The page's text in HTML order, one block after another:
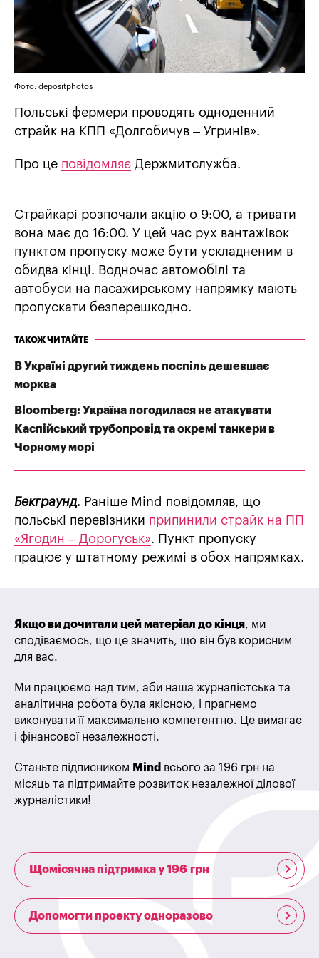
Фото: depositphotos
Польські фермери проводять одноденний
страйк на КПП «Долгобичув – Угринів».
Про це повідомляє Держмитслужба.
Страйкарі розпочали акцію о 9:00, а тривати
вона має до 16:00. У цей час рух вантажівок
пунктом пропуску може бути ускладненим в
обидва кінці. Водночас автомобілі та
автобуси на пасажирському напрямку мають
пропускати безперешкодно.
ТАКОЖ ЧИТАЙТЕ
В Україні другий тиждень поспіль дешевшає
морква
Bloomberg: Україна погодилася не атакувати
Каспійський трубопровід та окремі танкери в
Чорному морі
Бекграунд. Раніше Mind повідомляв, що
польські перевізники припинили страйк на ПП
«Ягодин – Дорогуськ». Пункт пропуску
працює у штатному режимі в обох напрямках.
Якщо ви дочитали цей матеріал до кінця, ми
сподіваємось, що це значить, що він був корисним
для вас.
Ми працюємо над тим, аби наша журналістська та
аналітична робота була якісною, і прагнемо
виконувати її максимально компетентно. Це вимагає
і фінансової незалежності.
Станьте підписником Mind всього за 196 грн на
місяць та підтримайте розвиток незалежної ділової
журналістики!
Щомісячна підтримка у 196 грн
Допомогти проекту одноразово